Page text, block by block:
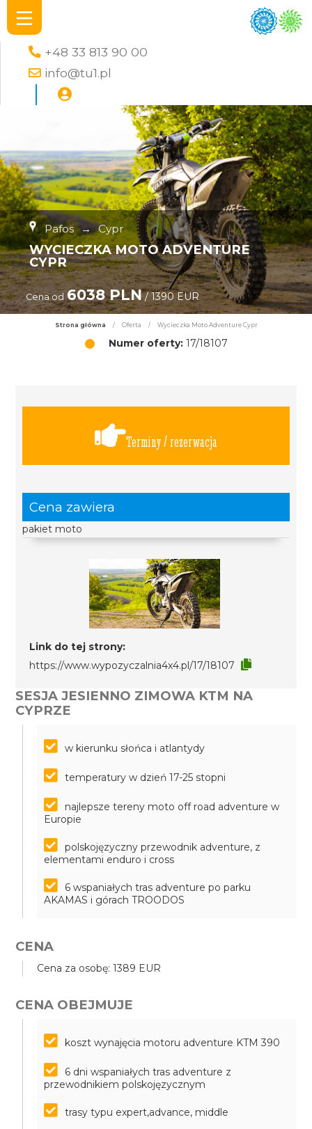
+48 33 813 90 00
info@tu1.pl
Pafos → Cypr
WYCIECZKA MOTO ADVENTURE
CYPR
Cena od 6038 PLN/ 1390 EUR
Strona główna / Oferta / Wycieczka Moto Adventure Cypr
Numer oferty:17/18107
Terminy / rezerwacja
Cena zawiera
pakiet moto
Link do tej strony:
https://www.wypozyczalnia4x4.pl/17/18107
SESJA JESIENNO ZIMOWA KTM NA
CYPRZE
w kierunku słońca i atlantydy
temperatury w dzień 17-25 stopni
najlepsze tereny moto off road adventure w
Europie
polskojęzyczny przewodnik adventure, z
elementami enduro i cross
6 wspaniałych tras adventure po parku
AKAMAS i górach TROODOS
CENA
Cena za osobę: 1389 EUR
CENA OBEJMUJE
koszt wynajęcia motoru adventure KTM 390
6 dni wspaniałych tras adventure z
przewodnikiem polskojęzycznym
trasy typu expert,advance, middle